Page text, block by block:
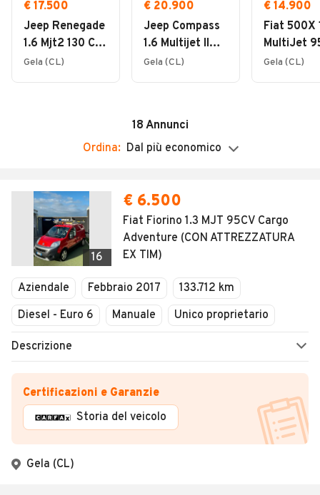
Chiuso
bis Gela-Catania km89 dopo centro assistenza
BMW.
€ 17.500
Jeep Renegade
1.6 Mjt2 130 CV
Limited
Gela (CL)
€ 20.900
Jeep Compass
1.6 Multijet II
131CV , Limited
Gela (CL)
€ 14.900
Fiat 500X
MultiJet
Club
Gela (CL)
18 Annunci
Ordina: Dal più economico
16
€ 6.500
Fiat Fiorino 1.3 MJT 95CV Cargo
Adventure (CON ATTREZZATURA
EX TIM)
Aziendale Febbraio 2017
133.712 km
Diesel - Euro 6
Manuale Unico proprietario
Descrizione
Certificazioni e Garanzie
Storia del veicolo
Gela (CL)